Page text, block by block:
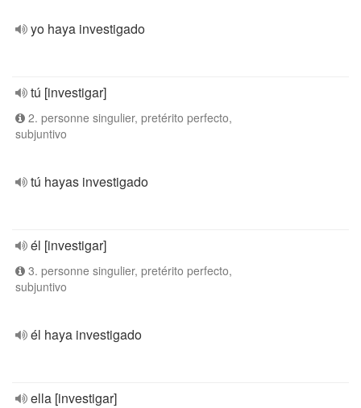
yo haya investigado
tú [investigar]
2. personne singulier, pretérito perfecto,
subjuntivo
tú hayas investigado
él [investigar]
3. personne singulier, pretérito perfecto,
subjuntivo
él haya investigado
ella [investigar]